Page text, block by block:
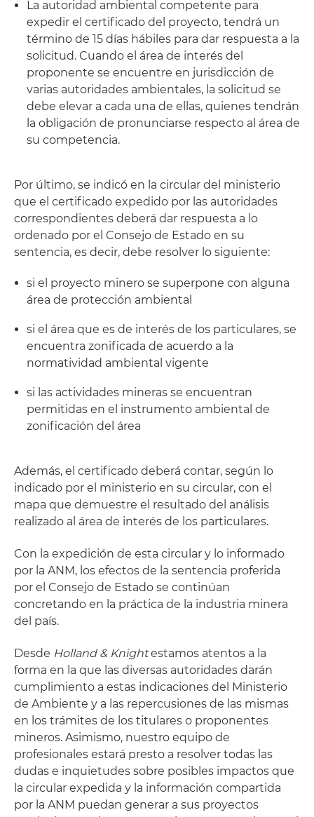
La autoridad ambiental competente para
expedir el certificado del proyecto, tendrá un
término de 15 días hábiles para dar respuesta a la
solicitud. Cuando el área de interés del
proponente se encuentre en jurisdicción de
varias autoridades ambientales, la solicitud se
debe elevar a cada una de ellas, quienes tendrán
la obligación de pronunciarse respecto al área de
su competencia.
Por último, se indicó en la circular del ministerio
que el certificado expedido por las autoridades
correspondientes deberá dar respuesta a lo
ordenado por el Consejo de Estado en su
sentencia, es decir, debe resolver lo siguiente:
si el proyecto minero se superpone con alguna
área de protección ambiental
si el área que es de interés de los particulares, se
encuentra zonificada de acuerdo a la
normatividad ambiental vigente
si las actividades mineras se encuentran
permitidas en el instrumento ambiental de
zonificación del área
Además, el certificado deberá contar, según lo
indicado por el ministerio en su circular, con el
mapa que demuestre el resultado del análisis
realizado al área de interés de los particulares.
Con la expedición de esta circular y lo informado
por la ANM, los efectos de la sentencia proferida
por el Consejo de Estado se continúan
concretando en la práctica de la industria minera
del país.
Desde Holland & Knightestamos atentos a la
forma en la que las diversas autoridades darán
cumplimiento a estas indicaciones del Ministerio
de Ambiente y a las repercusiones de las mismas
en los trámites de los titulares o proponentes
mineros. Asimismo, nuestro equipo de
profesionales estará presto a resolver todas las
dudas e inquietudes sobre posibles impactos que
la circular expedida y la información compartida
por la ANM puedan generar a sus proyectos